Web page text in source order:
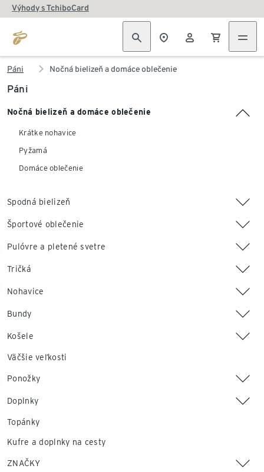
Výhody s TchiboCard
Páni Nočná bielizeň a domáce oblečenie
Páni
Nočná bielizeň a domáce oblečenie
Krátke nohavice
Pyžamá
Domáce oblečenie
Spodná bielizeň
Športové oblečenie
Pulóvre a pletené svetre
Tričká
Nohavice
Bundy
Košele
Väčšie veľkosti
Ponožky
Doplnky
Topánky
Kufre a doplnky na cesty
ZNAČKY